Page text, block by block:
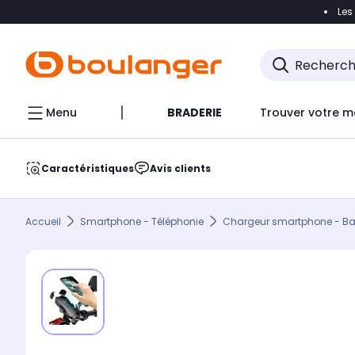
Accéder
Menu BRADERIE Trouver votre
Caractéristiques Avis clients
Accueil Smartphone - Téléphonie Chargeur smartphone -